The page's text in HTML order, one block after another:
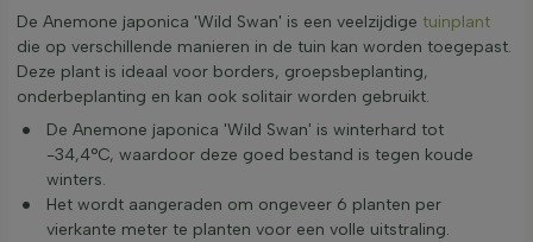
De Anemone japonica 'Wild Swan' is een veelzijdige tuinplant
die op verschillende manieren in de tuin kan worden toegepast.
Deze plant is ideaal voor borders, groepsbeplanting,
onderbeplanting en kan ook solitair worden gebruikt.
De Anemone japonica 'Wild Swan' is winterhard tot
-34,4°C, waardoor deze goed bestand is tegen koude
winters.
Het wordt aangeraden om ongeveer 6 planten per
vierkante meter te planten voor een volle uitstraling.